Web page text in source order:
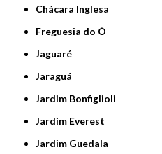
Chácara Inglesa
Freguesia do Ó
Jaguaré
Jaraguá
Jardim Bonfiglioli
Jardim Everest
Jardim Guedala